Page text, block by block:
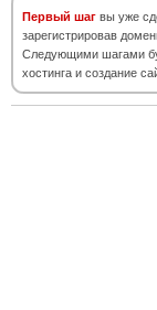
Первый шаг вы уже
зарегистрировав
Следующими шагами
хостинга и создание